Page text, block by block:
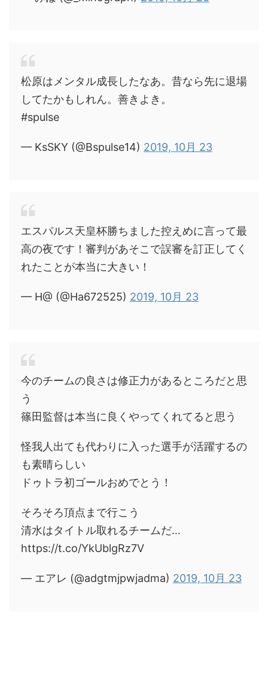
松原はメンタル成長したなあ。昔なら先に退場
してたかもしれん。善きよき。
#spulse
— KsSKY (@Bspulse14) 2019, 10月 23
エスパルス天皇杯勝ちました控えめに言って最
高の夜です！審判があそこで誤審を訂正してく
れたことが本当に大きい！
— H@ (@Ha672525) 2019, 10月 23
今のチームの良さは修正力があるところだと思
う
篠田監督は本当に良くやってくれてると思う
怪我人出ても代わりに入った選手が活躍するの
も素晴らしい
ドゥトラ初ゴールおめでとう！
そろそろ頂点まで行こう
清水はタイトル取れるチームだ…
https://t.co/YkUblgRz7V
— エアレ (@adgtmjpwjadma) 2019, 10月 23